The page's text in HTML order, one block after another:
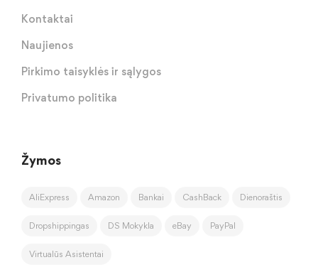
Kontaktai
Naujienos
Pirkimo taisyklės ir sąlygos
Privatumo politika
Žymos
AliExpress Amazon Bankai CashBack Dienoraštis
Dropshippingas DS Mokykla eBay PayPal
Virtualūs Asistentai